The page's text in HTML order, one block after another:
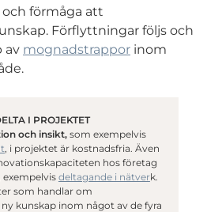
förmåga att
Förflyttningar följs och
av mognadstrappor inom
I PROJEKTET
och insikt,som exempelvis
, i projektet är kostnadsfria. Även
hos företag
deltagande i nätverk.
som handlar om
kunskap inom något av de fyra